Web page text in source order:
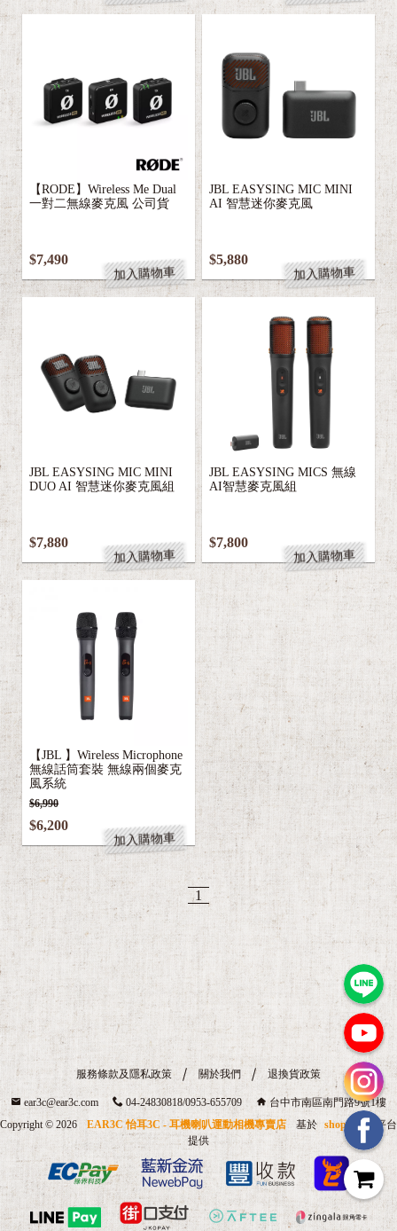
e
B
a
E
F
l
o
w
【RODE】Wireless Me Dual
一對二無線麥克風 公司貨
$7,490
加入購物車
JBL EASYSING MIC MINI
AI 智慧迷你麥克風
$5,880
加入購物車
JBL EASYSING MIC MINI
DUO AI 智慧迷你麥克風組
$7,880
加入購物車
JBL EASYSING MICS 無線
AI智慧麥克風組
$7,800
加入購物車
【JBL 】Wireless Microphone
無線話筒套裝 無線兩個麥克
風系統
$6,990
$6,200
加入購物車
1
服務條款及隱私政策 關於我們 退換貨政策
ear3c@ear3c.com 04-24830818/0953-655709
台中市南區南門路9號1樓
Copyright © 2026 EAR3C 怡耳3C - 耳機喇叭運動相機專賣店 基於 shopstore
平台
提供